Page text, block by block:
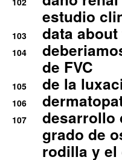
estudio
103 data
104
de FVC
105 de la
106
107
desarrollo
grado de
rodilla y el